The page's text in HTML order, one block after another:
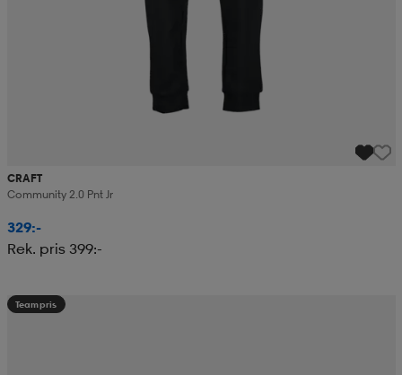
CRAFT
Community 2.0 Pnt Jr
329:-
Rek. pris 399:-
Teampris